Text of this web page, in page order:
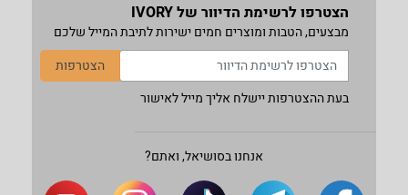
הצטרפו לרשימת הדיוור של IVORY
מבצעים, הטבות ומוצרים חמים ישירות לתיבת המייל שלכם
הצטרפות
בעת ההצטרפות יישלח אליך מייל לאישור
אנחנו בסושיאל, ואתם?